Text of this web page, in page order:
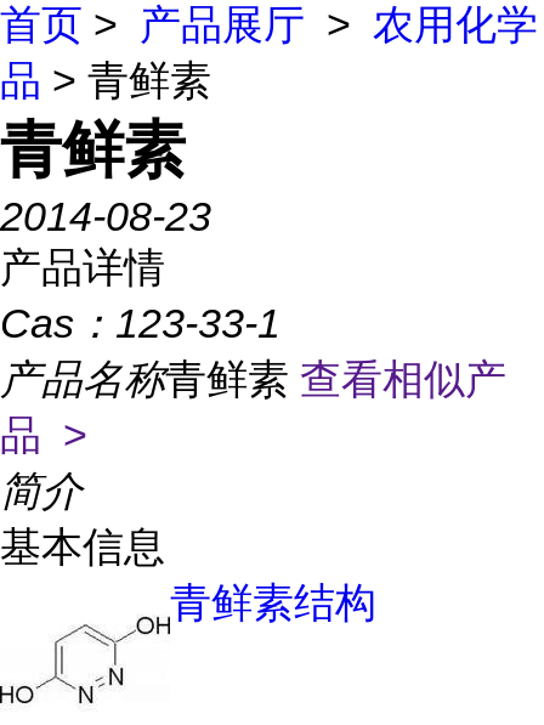
首页 > 产品展厅 > 农用化学
品 > 青鲜素
青鲜素
2014-08-23
产品详情
Cas： 123-33-1
产品名称青鲜素 查看相似产
品 >
简介
基本信息
青鲜素结构